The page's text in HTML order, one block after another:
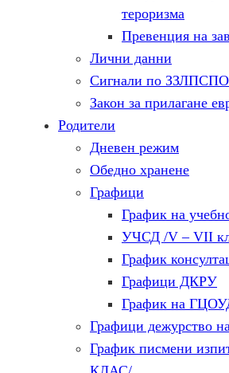
тероризма
Превенция на
Лични данни
Сигнали по
Закон за прилагане
Родители
Дневен режим
Обедно хранене
Графици
График на
УЧСД /V – VII
График
Графици ДКРУ
График на
Графици дежурство
График писмени